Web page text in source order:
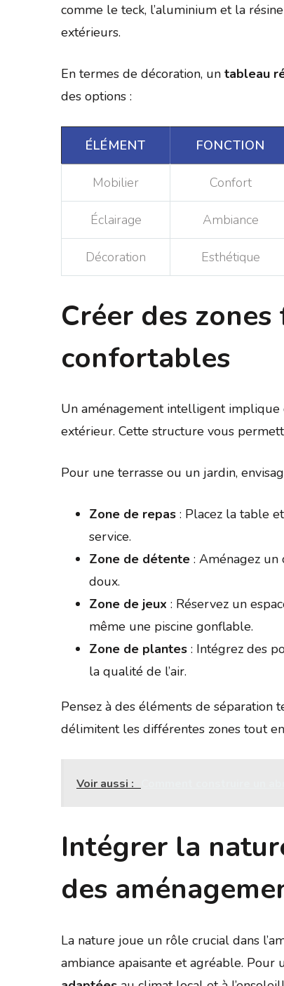
comme le teck, l’aluminium et la
extérieurs.
En termes de décoration, un tableau
des options :
ÉLÉMENT FONCTION
Mobilier Confort
Éclairage Ambiance
Décoration Esthétique
Créer des
confortables
Un aménagement intelligent implique
extérieur. Cette structure vous
Pour une terrasse ou un jardin,
Zone de repas : Placez la table
service.
Zone de détente : Aménagez un
doux.
Zone de jeux : Réservez un
même une piscine gonflable.
Zone de plantes : Intégrez des
la qualité de l’air.
Pensez à des éléments de séparation
délimitent les différentes zones tout
Voir aussi :
Intégrer la
des
La nature joue un rôle crucial dans
ambiance apaisante et agréable. Pour